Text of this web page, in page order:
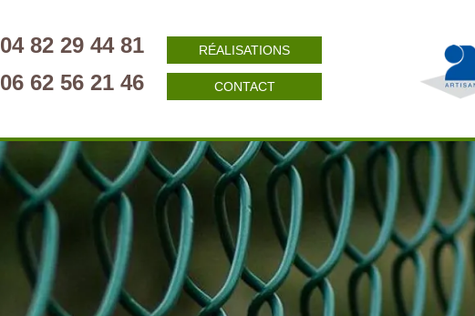
04 82 29 44 81
06 62 56 21 46
RÉALISATIONS
CONTACT